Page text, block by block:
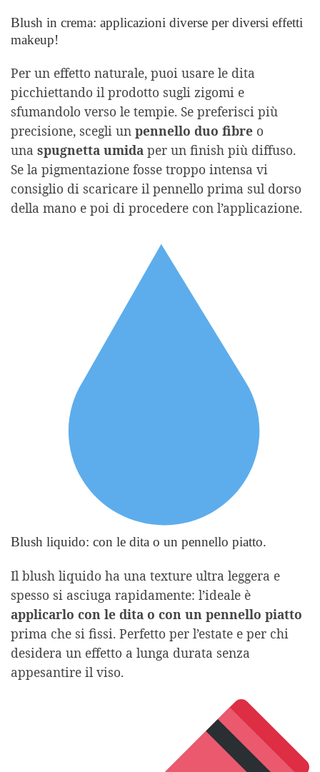
Blush in crema: applicazioni diverse per diversi effetti
makeup!
Per un effetto naturale, puoi usare le dita
picchiettando il prodotto sugli zigomi e
sfumandolo verso le tempie. Se preferisci più
precisione, scegli un pennello duo fibre o
una spugnetta umida per un finish più diffuso.
Se la pigmentazione fosse troppo intensa vi
consiglio di scaricare il pennello prima sul dorso
della mano e poi di procedere con l’applicazione.
Blush liquido: con le dita o un pennello piatto.
Il blush liquido ha una texture ultra leggera e
spesso si asciuga rapidamente: l’ideale è
applicarlo con le dita o con un pennello piatto
prima che si fissi. Perfetto per l’estate e per chi
desidera un effetto a lunga durata senza
appesantire il viso.